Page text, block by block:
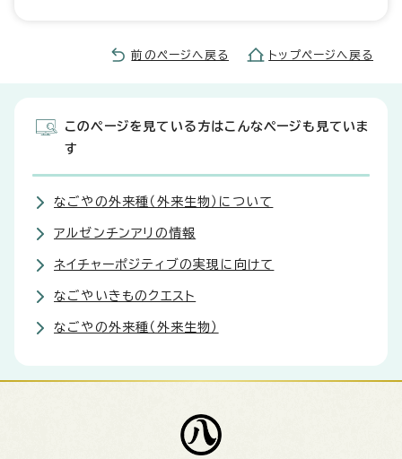
前のページへ戻る トップページへ戻る
このページを見ている方はこんなページも見ていま
す
なごやの外来種（外来生物）について
アルゼンチンアリの情報
ネイチャーポジティブの実現に向けて
なごやいきものクエスト
なごやの外来種（外来生物）